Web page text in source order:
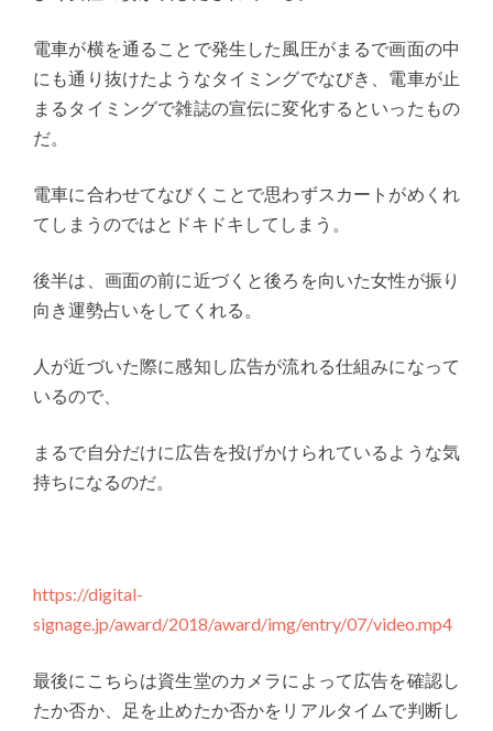
電車が横を通ることで発生した風圧がまるで画面の中
にも通り抜けたようなタイミングでなびき、電車が止
まるタイミングで雑誌の宣伝に変化するといったもの
だ。
電車に合わせてなびくことで思わずスカートがめくれ
てしまうのではとドキドキしてしまう。
後半は、画面の前に近づくと後ろを向いた女性が振り
向き運勢占いをしてくれる。
人が近づいた際に感知し広告が流れる仕組みになって
いるので、
まるで自分だけに広告を投げかけられているような気
持ちになるのだ。
https://digital-
signage.jp/award/2018/award/img/entry/07/video.mp4
最後にこちらは資生堂のカメラによって広告を確認し
たか否か、足を止めたか否かをリアルタイムで判断し